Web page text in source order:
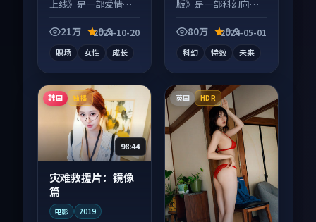
上线》是一部爱情向
凑信息量大，适合沉
21万 9.9
2024-10-20
职场 女性 成长
版》是一部科幻向电
为内核，情感戏份扎
80万 9.9
2024-05-01
科幻 特效 未来
韩国 独播
98:44
灾难救援片：镜像
篇
电影 2019
英国 HDR